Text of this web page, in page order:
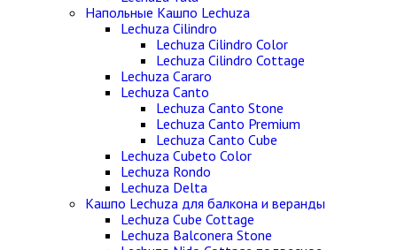
Напольные Кашпо Lechuza
Lechuza Cilindro
Lechuza Cilindro Color
Lechuza Cilindro Cottage
Lechuza Cararo
Lechuza Canto
Lechuza Canto Stone
Lechuza Canto Premium
Lechuza Canto Cube
Lechuza Cubeto Color
Lechuza Rondo
Lechuza Delta
Кашпо Lechuza для балкона и веранды
Lechuza Cube Cottage
Lechuza Balconera Stone